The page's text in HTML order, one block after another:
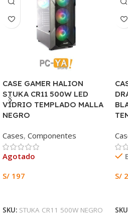
CASE GAMER HALION
STUKA CR11 500W LED
VIDRIO TEMPLADO MALLA
NEGRO
Cases, Componentes
Agotado
S/ 197
SKU: STUKA CR11 500W NEGRO
S/